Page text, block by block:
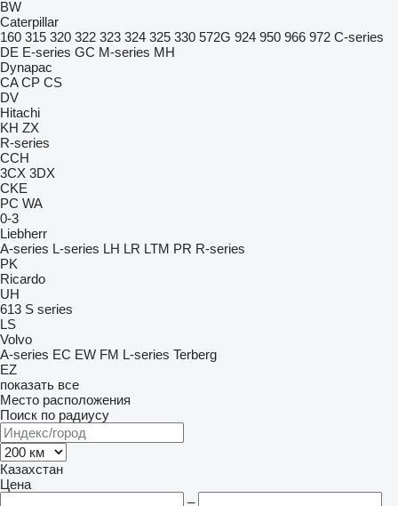
BW
Caterpillar
160 315 320 322 323 324 325 330 572G 924 950 966 972 C-series
DE E-series GC M-series MH
Dynapac
CA CP CS
DV
Hitachi
KH ZX
R-series
CCH
3CX 3DX
CKE
PC WA
0-3
Liebherr
A-series L-series LH LR LTM PR R-series
PK
Ricardo
UH
613 S series
LS
Volvo
A-series EC EW FM L-series Terberg
EZ
показать все
Место расположения
Поиск по радиусу
Казахстан
Цена
–